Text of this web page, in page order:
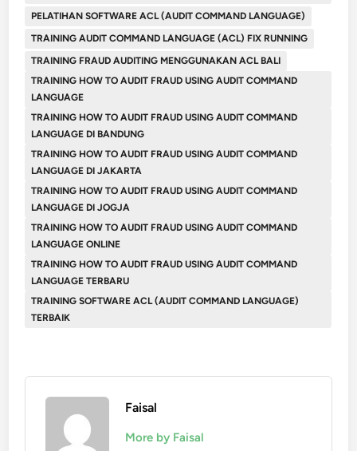
PELATIHAN SOFTWARE ACL (AUDIT COMMAND LANGUAGE)
TRAINING AUDIT COMMAND LANGUAGE (ACL) FIX RUNNING
TRAINING FRAUD AUDITING MENGGUNAKAN ACL BALI
TRAINING HOW TO AUDIT FRAUD USING AUDIT COMMAND
LANGUAGE
TRAINING HOW TO AUDIT FRAUD USING AUDIT COMMAND
LANGUAGE DI BANDUNG
TRAINING HOW TO AUDIT FRAUD USING AUDIT COMMAND
LANGUAGE DI JAKARTA
TRAINING HOW TO AUDIT FRAUD USING AUDIT COMMAND
LANGUAGE DI JOGJA
TRAINING HOW TO AUDIT FRAUD USING AUDIT COMMAND
LANGUAGE ONLINE
TRAINING HOW TO AUDIT FRAUD USING AUDIT COMMAND
LANGUAGE TERBARU
TRAINING SOFTWARE ACL (AUDIT COMMAND LANGUAGE)
TERBAIK
Faisal
More by Faisal